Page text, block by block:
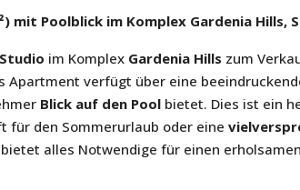
mit Poolblick im Komplex Gardenia Hills,
Studio im Komplex Gardenia Hills zum
Apartment verfügt über eine
Blick auf den Pool bietet. Dies ist ein
für den Sommerurlaub oder eine
alles Notwendige für einen